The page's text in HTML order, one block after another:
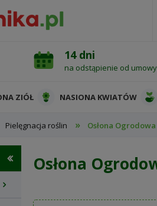
14 dni
na odstąpienie od umowy
ZIÓŁ NASIONA KWIATÓW
Pielęgnacja roślin » Osłona
Osłona